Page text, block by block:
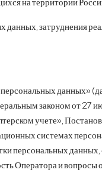
затруднения
данных»
законом от
учете»,
системах
персональных
Оператора и вопросы